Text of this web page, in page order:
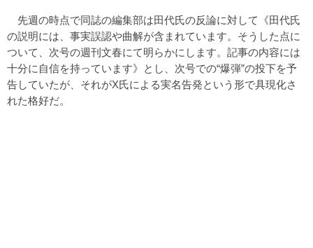
先週の時点で同誌の編集部は田代氏の反論に対して《田代氏
の説明には、事実誤認や曲解が含まれています。そうした点に
ついて、次号の週刊文春にて明らかにします。記事の内容には
十分に自信を持っています》とし、次号での“爆弾”の投下を予
告していたが、それがX氏による実名告発という形で具現化さ
れた格好だ。